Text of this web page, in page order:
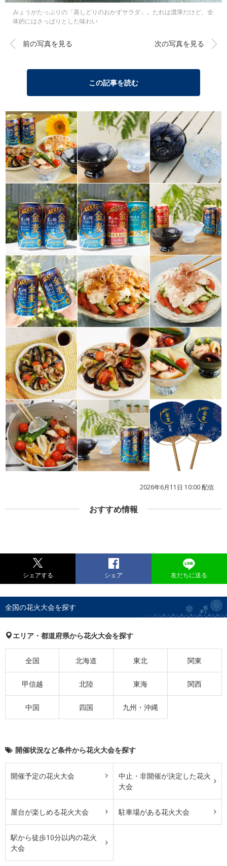
みょうがたっぷりの「蒸しどりのおかずサラダ」。たれは濃厚だけど、全
体的にはさっぱりとした味わい
前の写真を見る 次の写真を見る
この記事を読む
2026年6月11日 10:00 配信
おすすめ情報
シェアする シェア 友だちに送る
全国の花火大会を探す
エリア・都道府県から花火大会を探す
全国 北海道 東北 関東
甲信越 北陸 東海 関西
中国 四国 九州・沖縄
開催状況など条件から花火大会を探す
開催予定の花火大会
中止・非開催が決定した花火
大会
屋台が楽しめる花火大会 駐車場がある花火大会
駅から徒歩10分以内の花火
大会